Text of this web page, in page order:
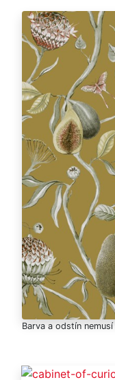
Barva a odstín